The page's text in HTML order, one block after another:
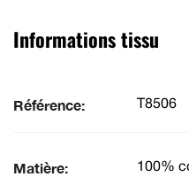
Informations tissu
Référence: T8506
Matière: 100%